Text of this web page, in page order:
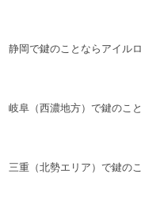
静岡で鍵のことならアイル
岐阜（西濃地方）で鍵のこ
三重（北勢エリア）で鍵の